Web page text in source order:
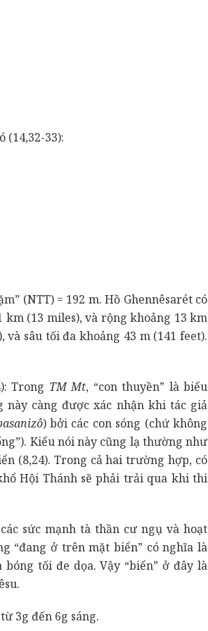
(14,32-33):
(NTT) = 192 m. Hồ Ghennêsarét có
(13 miles), và rộng khoảng 13 km
và sâu tối đa khoảng 43 m (141 feet).
Trong TM Mt, “con thuyền” là biểu
này càng được xác nhận khi tác giả
) bởi các con sóng (chứ không
Kiểu nói này cũng lạ thường như
(8,24). Trong cả hai trường hợp, có
Hội Thánh sẽ phải trải qua khi thi
sức mạnh tà thần cư ngụ và hoạt
“đang ở trên mặt biển” có nghĩa là
tối đe dọa. Vậy “biển” ở đây là
3g đến 6g sáng.